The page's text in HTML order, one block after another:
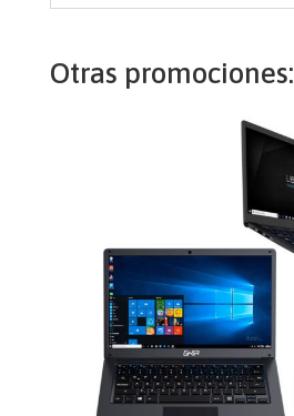
Otras promociones: